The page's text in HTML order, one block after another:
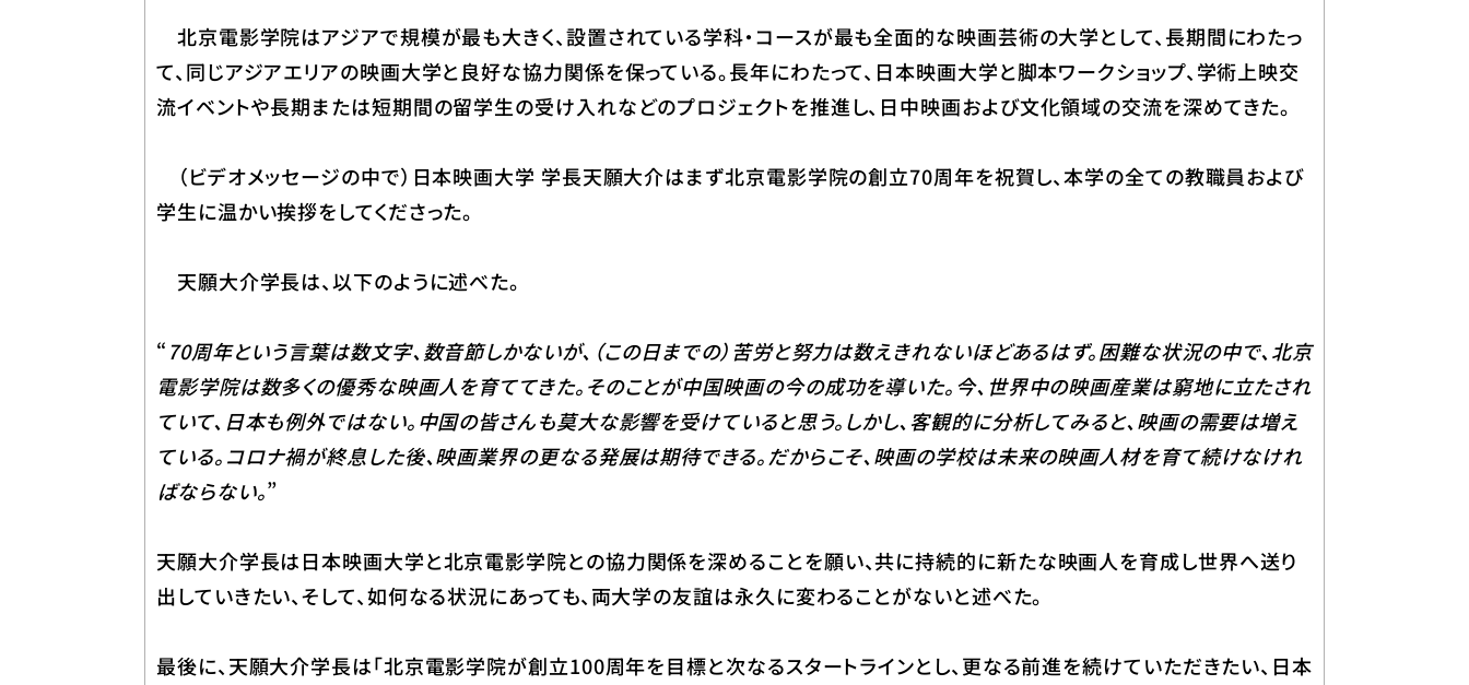
北京電影学院はアジアで規模が最も大きく、設置されている学科・コースが最も全面的な映画芸術の大学として、長期間にわたっ
て、同じアジアエリアの映画大学と良好な協力関係を保っている。長年にわたって、日本映画大学と脚本ワークショップ、学術上映交
流イベントや長期または短期間の留学生の受け入れなどのプロジェクトを推進し、日中映画および文化領域の交流を深めてきた。
（ビデオメッセージの中で）日本映画大学 学長天願大介はまず北京電影学院の創立70周年を祝賀し、本学の全ての教職員および
学生に温かい挨拶をしてくださった。
天願大介学長は、以下のように述べた。
“ 70周年という言葉は数文字、数音節しかないが、（この日までの）苦労と努力は数えきれないほどあるはず。困難な状況の中で、北京
電影学院は数多くの優秀な映画人を育ててきた。そのことが中国映画の今の成功を導いた。今、世界中の映画産業は窮地に立たされ
ていて、日本も例外ではない。中国の皆さんも莫大な影響を受けていると思う。しかし、客観的に分析してみると、映画の需要は増え
ている。コロナ禍が終息した後、映画業界の更なる発展は期待できる。だからこそ、映画の学校は未来の映画人材を育て続けなけれ
ばならない。”
天願大介学長は日本映画大学と北京電影学院との協力関係を深めることを願い、共に持続的に新たな映画人を育成し世界へ送り
出していきたい、そして、如何なる状況にあっても、両大学の友誼は永久に変わることがないと述べた。
最後に、天願大介学長は「北京電影学院が創立100周年を目標と次なるスタートラインとし、更なる前進を続けていただきたい、日本